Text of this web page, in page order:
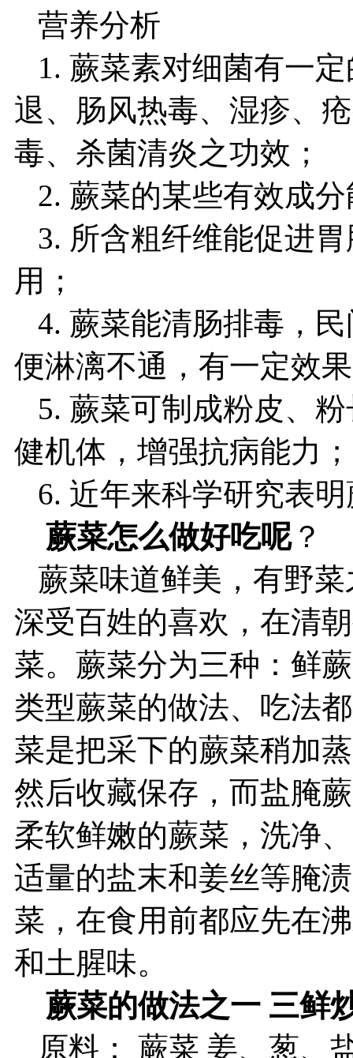
营养分析
1. 蕨菜素对细菌有一
退、肠风热毒、湿疹、
毒、杀菌清炎之功效；
2. 蕨菜的某些有效成
3. 所含粗纤维能促进
用；
4. 蕨菜能清肠排毒，
便淋漓不通，有一定效
5. 蕨菜可制成粉皮、
健机体，增强抗病能力；
6. 近年来科学研究表
蕨菜怎么做好吃呢？
蕨菜味道鲜美，有野
深受百姓的喜欢，在清
菜。蕨菜分为三种：鲜
类型蕨菜的做法、吃法
菜是把采下的蕨菜稍加
然后收藏保存，而盐腌
柔软鲜嫩的蕨菜，洗净
适量的盐末和姜丝等腌
菜，在食用前都应先在
和土腥味。
蕨菜的做法之一 三鲜
原料： 蕨菜 姜、葱、